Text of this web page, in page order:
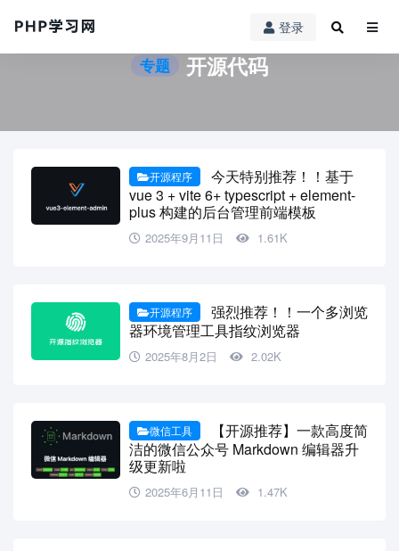
登录
专题 开源代码
开源程序
今天特别推荐！！基于
vue 3 + vite 6+ typescript + element-
plus 构建的后台管理前端模板
2025年9月11日 1.61K
开源程序
强烈推荐！！一个多浏览
器环境管理工具指纹浏览器
2025年8月2日 2.02K
微信工具
【开源推荐】一款高度简
洁的微信公众号 Markdown 编辑器升
级更新啦
2025年6月11日 1.47K